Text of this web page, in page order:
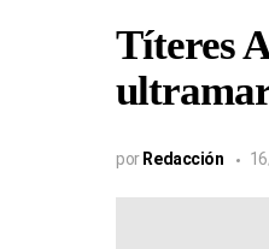
Títeres
por Redacción